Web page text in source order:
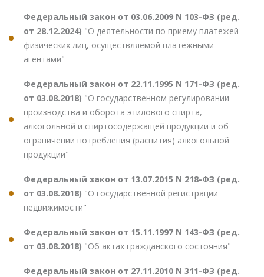
Федеральный закон от 03.06.2009 N 103-ФЗ (ред.
от 28.12.2024) "О деятельности по приему платежей
физических лиц, осуществляемой платежными
агентами"
Федеральный закон от 22.11.1995 N 171-ФЗ (ред.
от 03.08.2018) "О государственном регулировании
производства и оборота этилового спирта,
алкогольной и спиртосодержащей продукции и об
ограничении потребления (распития) алкогольной
продукции"
Федеральный закон от 13.07.2015 N 218-ФЗ (ред.
от 03.08.2018) "О государственной регистрации
недвижимости"
Федеральный закон от 15.11.1997 N 143-ФЗ (ред.
от 03.08.2018) "Об актах гражданского состояния"
Федеральный закон от 27.11.2010 N 311-ФЗ (ред.